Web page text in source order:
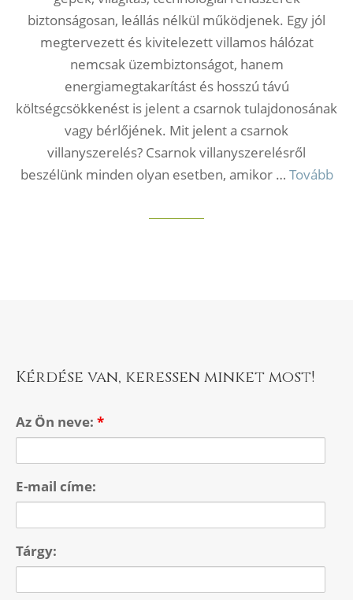
biztonságosan, leállás nélkül működjenek. Egy jól
megtervezett és kivitelezett villamos hálózat
nemcsak üzembiztonságot, hanem
energiamegtakarítást és hosszú távú
költségcsökkenést is jelent a csarnok tulajdonosának
vagy bérlőjének.​ Mit jelent a csarnok
villanyszerelés? Csarnok villanyszerelésről
beszélünk minden olyan esetben, amikor … Tovább
Kérdése van, keressen minket most!
Az Ön neve: *
E-mail címe:
Tárgy: